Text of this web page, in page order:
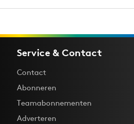
Service & Contact
Contact
Abonneren
Teamabonnementen
Adverteren